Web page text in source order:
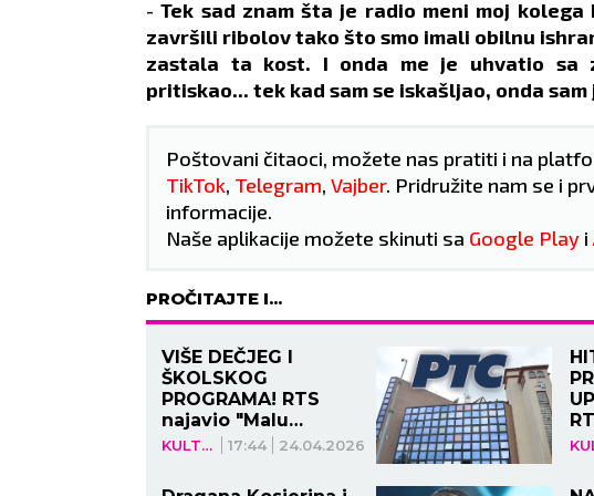
-Tek sad znam šta je radio meni moj
završili ribolov tako što smo imali obilnu
zastala ta kost. I onda me je uhvatio sa
pritiskao... tek kad sam se iskašljao, onda sam
Poštovani čitaoci, možete nas pratiti i na
TikTok, Telegram, Vajber. Pridružite nam se i
informacije.
Naše aplikacije možete skinuti sa Google Play i
PROČITAJTE I...
KULTURA 17:44 24.04.2026
VIŠE DEČJEG I
ŠKOLSKOG
PROGRAMA! RTS
najavio "Malu
Slagalicu"
ZDRAVLJE:Reuma.
ZDRAVLJE: